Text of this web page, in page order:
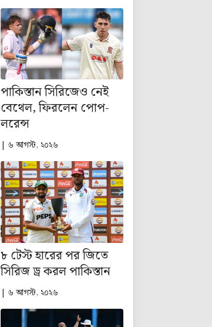
পাকিস্তান সিরিজেও নেই
বেথেল, ফিরলেন পোপ-
লরেন্স
| ৬ আগস্ট, ২০২৬
৮ টেস্ট হারের পর জিতে
সিরিজ ড্র করল পাকিস্তান
| ৬ আগস্ট, ২০২৬